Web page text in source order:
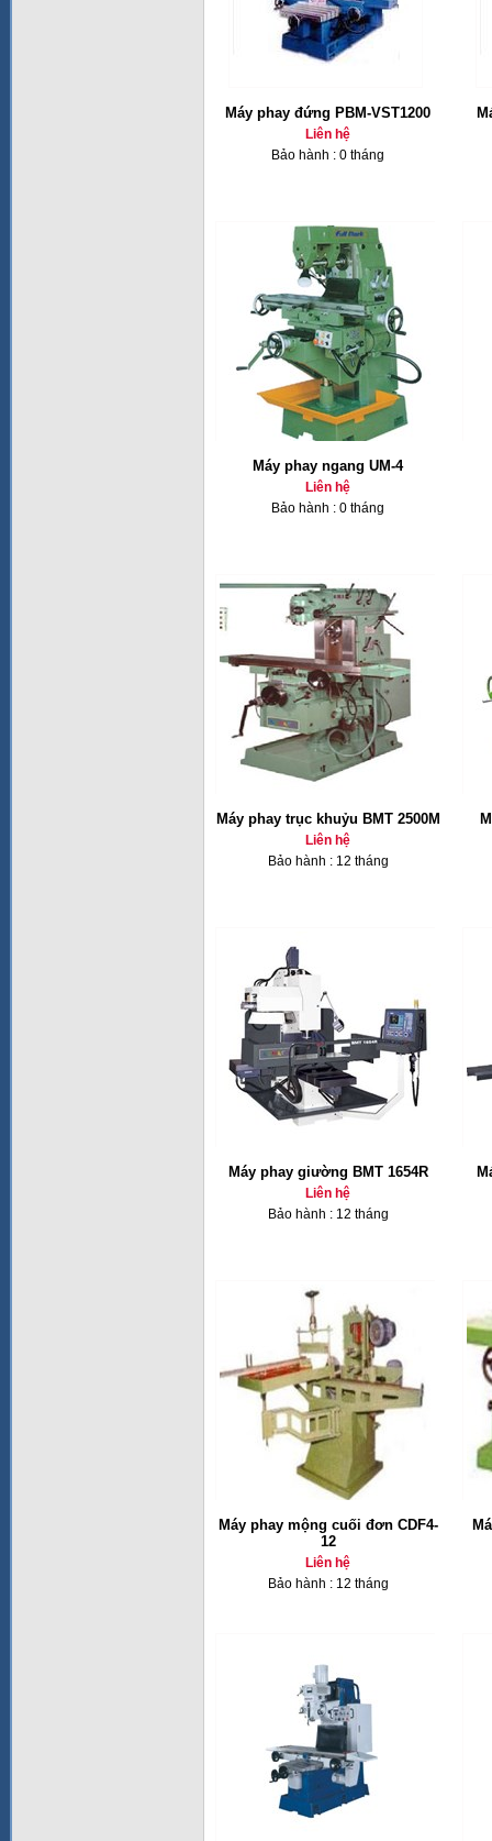
Máy phay đứng PBM-VST1200
Liên hệ
Bảo hành : 0 tháng
Máy phay ngang UM-4
Liên hệ
Bảo hành : 0 tháng
Máy phay trục khuỷu BMT 2500M
Liên hệ
Bảo hành : 12 tháng
Máy phay giường BMT 1654R
Liên hệ
Bảo hành : 12 tháng
Máy phay mộng cuối đơn CDF4-
12
Liên hệ
Bảo hành : 12 tháng